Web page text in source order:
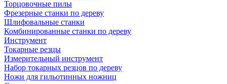
Торцовочные пилы
Фрезерные станки по дереву
Шлифовальные станки
Комбинированные станки по дереву
Инструмент
Токарные резцы
Измерительный инструмент
Набор токарных резцов по дереву
Ножи для гильотинных ножниц